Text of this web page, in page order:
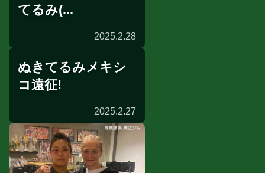
てるみ(...
2025.2.28
メキシコ遠征
ぬきてるみメキシ
コ遠征!
2025.2.27